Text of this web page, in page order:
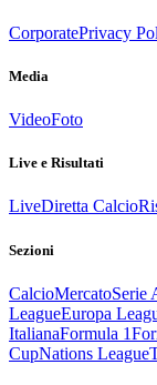
CorporatePrivacy
Media
VideoFoto
Live e Risultati
LiveDiretta Calcio
Sezioni
CalcioMercatoSerie
LeagueEuropa
ItalianaFormula 1
CupNations League